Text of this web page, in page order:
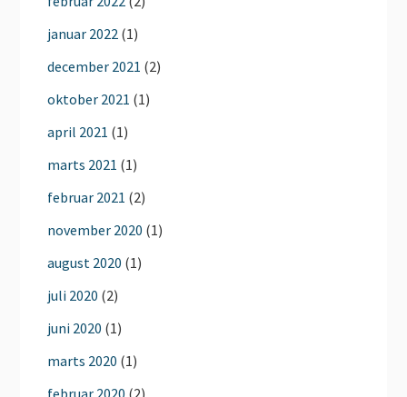
januar 2022 (1)
december 2021 (2)
oktober 2021 (1)
april 2021 (1)
marts 2021 (1)
februar 2021 (2)
november 2020 (1)
august 2020 (1)
juli 2020 (2)
juni 2020 (1)
marts 2020 (1)